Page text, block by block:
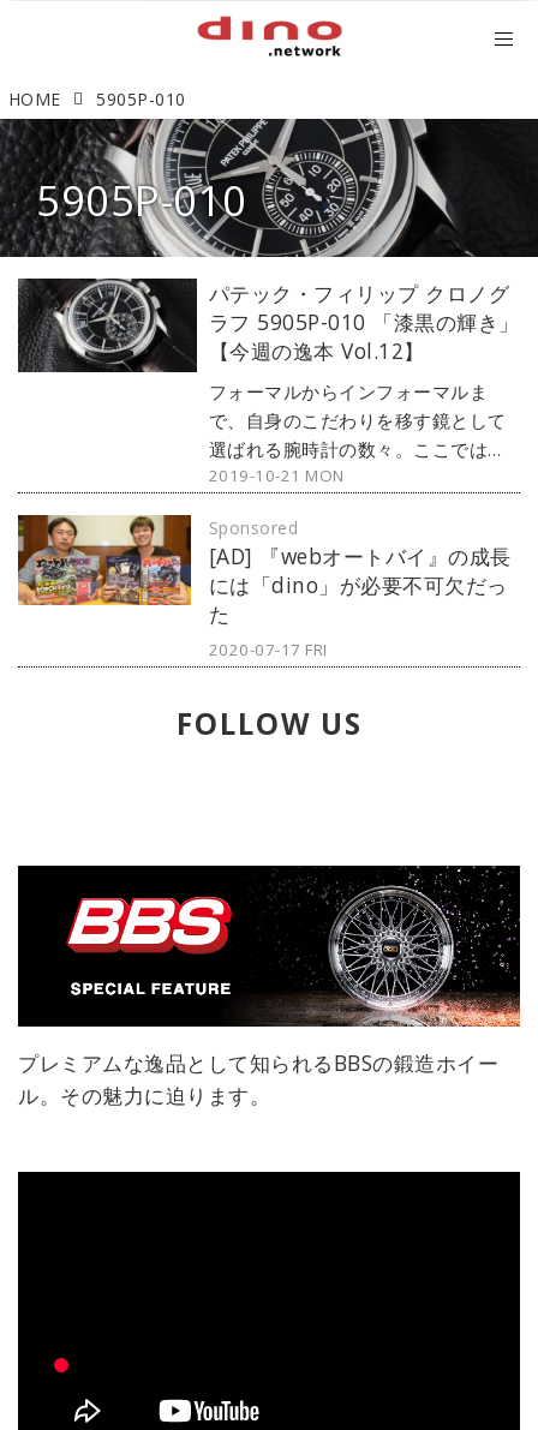
HOME 5905P-010
5905P-010
パテック・フィリップ クロノグ
ラフ 5905P-010 「漆黒の輝き」
【今週の逸本 Vol.12】
フォーマルからインフォーマルま
で、自身のこだわりを移す鏡として
選ばれる腕時計の数々。ここではブ
ランド腕時計専門店・MOON
デルからアンティークまで、見る者
の感性を刺激する1本をセレクト。今
回は世界最高峰のブランドであるパ
テック・フィリップから、アニュア
ルカレンダー搭載のクロノグラフを
2019-10-21 MON
[AD] 『webオートバイ』の成長
には「dino」が必要不可欠だっ
た
Sponsored
2020-07-17 FRI
FOLLOW US
プレミアムな逸品として知られるBBSの鍛造ホイー
ル。その魅力に迫ります。